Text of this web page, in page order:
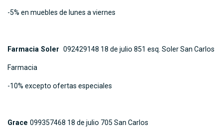
-5% en muebles de lunes a viernes
Farmacia Soler 092429148 18 de julio 851 esq. Soler San Carlos
Farmacia
-10% excepto ofertas especiales
Grace 099357468 18 de julio 705 San Carlos